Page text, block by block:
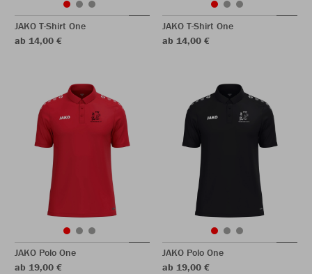
JAKO T-Shirt One
ab 14,00 €
JAKO T-Shirt One
ab 14,00 €
JAKO Polo One
ab 19,00 €
JAKO Polo One
ab 19,00 €